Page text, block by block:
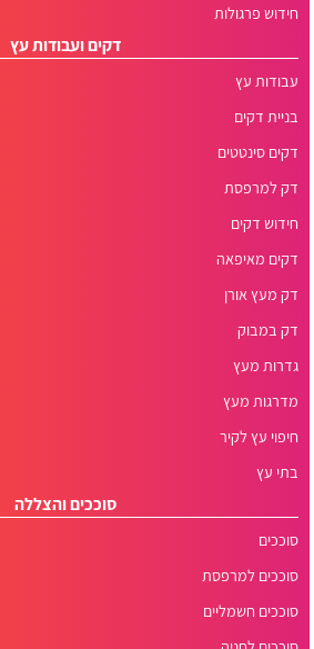
חידוש פרגולות
דקים ועבודות עץ
עבודות עץ
בניית דקים
דקים סינטטים
דק למרפסת
חידוש דקים
דקים מאיפאה
דק מעץ אורן
דק במבוק
גדרות מעץ
מדרגות מעץ
חיפוי עץ לקיר
בתי עץ
סוככים והצללה
סוככים
סוככים למרפסת
סוככים חשמליים